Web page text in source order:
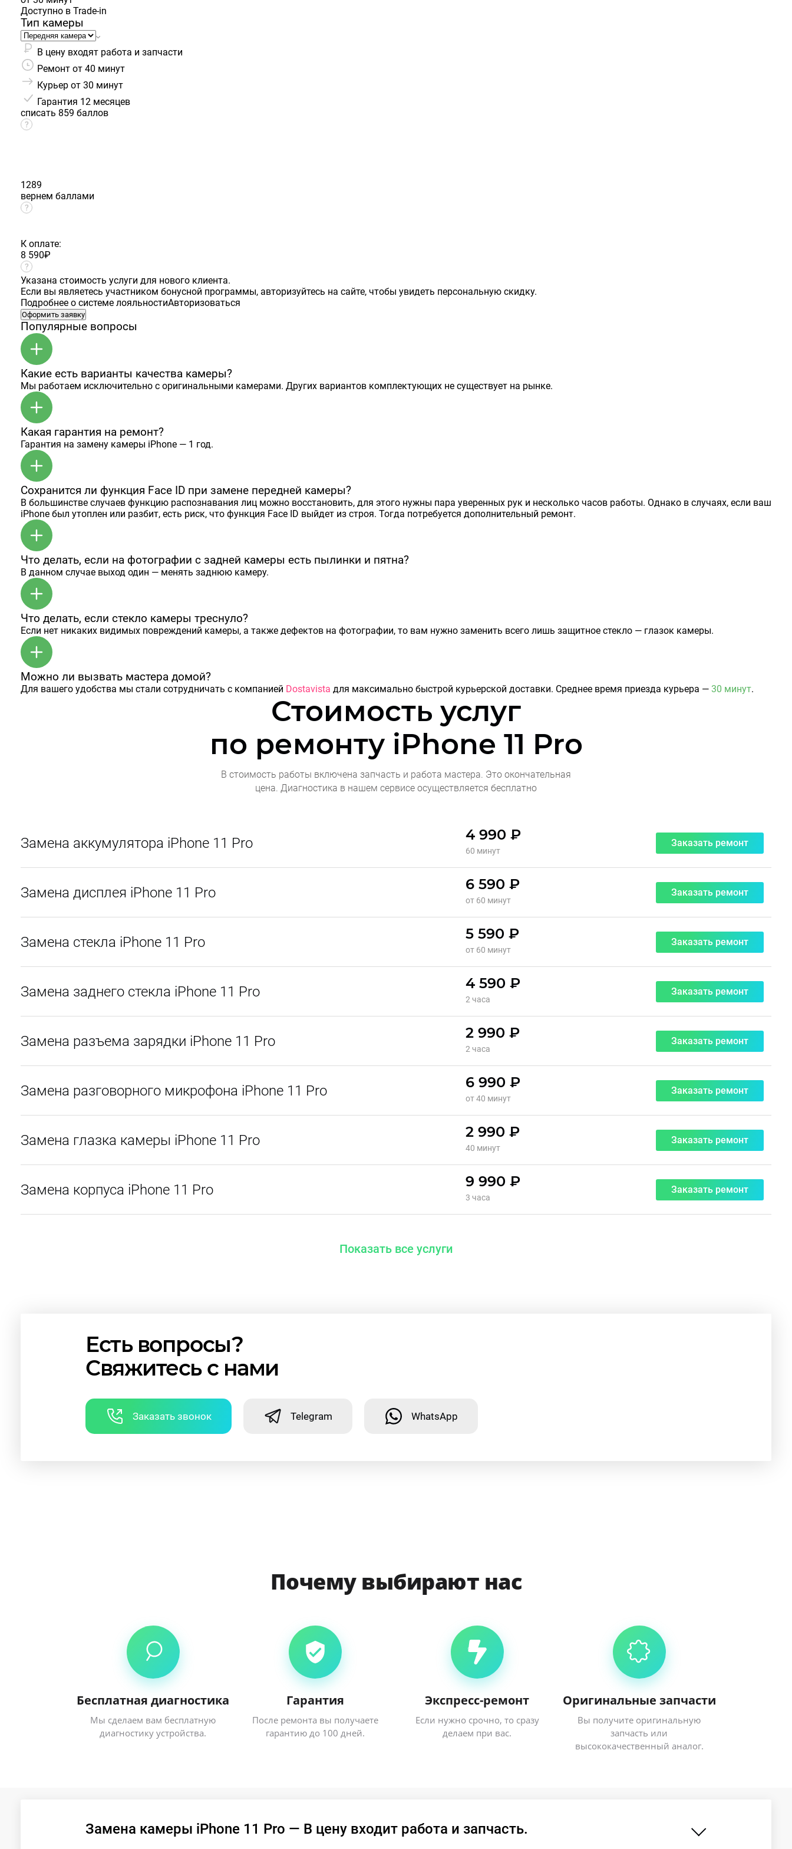
Доступно в Trade-in
Тип камеры
В цену входят работа и запчасти
Ремонт от 40 минут
Курьер от 30 минут
Гарантия 12 месяцев
списать 859 баллов
1289
вернем баллами
К оплате:
8 590₽
Указана стоимость услуги для нового клиента.
Если вы являетесь участником бонусной программы, авторизуйтесь на сайте, чтобы увидеть персональную скидку.
Подробнее о системе лояльностиАвторизоваться
Оформить заявку
Популярные вопросы
Какие есть варианты качества камеры?
Мы работаем исключительно с оригинальными камерами. Других вариантов комплектующих не существует на рынке.
Какая гарантия на ремонт?
Гарантия на замену камеры iPhone — 1 год.
Сохранится ли функция Face ID при замене передней камеры?
В большинстве случаев функцию распознавания лиц можно восстановить, для этого нужны пара уверенных рук и несколько часов работы. Однако в случаях, если ваш
iPhone был утоплен или разбит, есть риск, что функция Face ID выйдет из строя. Тогда потребуется дополнительный ремонт.
Что делать, если на фотографии с задней камеры есть пылинки и пятна?
В данном случае выход один — менять заднюю камеру.
Что делать, если стекло камеры треснуло?
Если нет никаких видимых повреждений камеры, а также дефектов на фотографии, то вам нужно заменить всего лишь защитное стекло — глазок камеры.
Можно ли вызвать мастера домой?
Для вашего удобства мы стали сотрудничать с компанией Dostavista для максимально быстрой курьерской доставки. Среднее время приезда курьера — 30 минут.
Стоимость услуг
по ремонту iPhone 11 Pro
В стоимость работы включена запчасть и работа мастера. Это окончательная
цена. Диагностика в нашем сервисе осуществляется бесплатно
Замена аккумулятора iPhone 11 Pro 4 990 ₽
60 минут
Заказать ремонт
Замена дисплея iPhone 11 Pro 6 590 ₽
от 60 минут
Заказать ремонт
Замена стекла iPhone 11 Pro 5 590 ₽
от 60 минут
Заказать ремонт
Замена заднего стекла iPhone 11 Pro 4 590 ₽
2 часа
Заказать ремонт
Замена разъема зарядки iPhone 11 Pro 2 990 ₽
2 часа
Заказать ремонт
Замена разговорного микрофона iPhone 11 Pro 6 990 ₽
от 40 минут
Заказать ремонт
Замена глазка камеры iPhone 11 Pro 2 990 ₽
40 минут
Заказать ремонт
Замена корпуса iPhone 11 Pro 9 990 ₽
3 часа
Заказать ремонт
Показать все услуги
Есть вопросы?
Свяжитесь с нами
Заказать звонок Telegram WhatsApp
Почему выбирают нас
Бесплатная диагностика
Мы сделаем вам бесплатную
диагностику устройства.
Гарантия
После ремонта вы получаете
гарантию до 100 дней.
Экспресс-ремонт
Если нужно срочно, то сразу
делаем при вас.
Оригинальные запчасти
Вы получите оригинальную
запчасть или
высококачественный аналог.
Замена камеры iPhone 11 Pro — В цену входит работа и запчасть.